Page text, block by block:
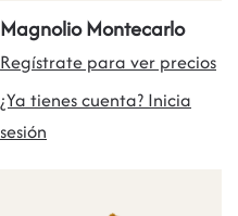
Magnolio Montecarlo
Regístrate para ver precios
¿Ya tienes cuenta? Inicia
sesión